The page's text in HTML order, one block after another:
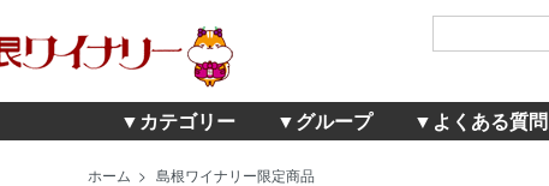
▼カテゴリー ▼グループ ▼よくある質問
ホーム > 島根ワイナリー限定商品